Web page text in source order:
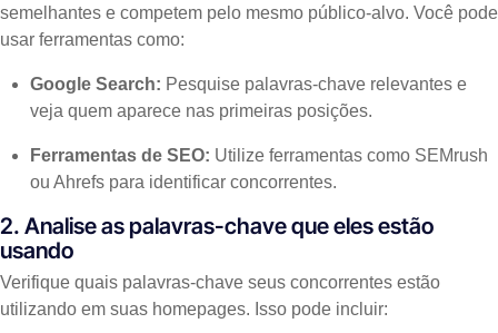
semelhantes e competem pelo mesmo público-alvo. Você pode
usar ferramentas como:
Google Search: Pesquise palavras-chave relevantes e
veja quem aparece nas primeiras posições.
Ferramentas de SEO: Utilize ferramentas como SEMrush
ou Ahrefs para identificar concorrentes.
2. Analise as palavras-chave que eles estão
usando
Verifique quais palavras-chave seus concorrentes estão
utilizando em suas homepages. Isso pode incluir: